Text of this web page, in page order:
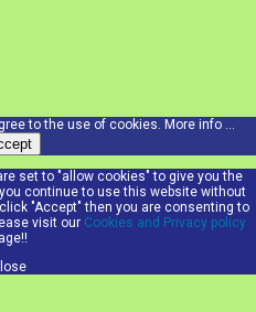
to the use of cookies. More info ...
set to "allow cookies" to give you the
continue to use this website without
"Accept" then you are consenting to
visit our Cookies and Privacy policy